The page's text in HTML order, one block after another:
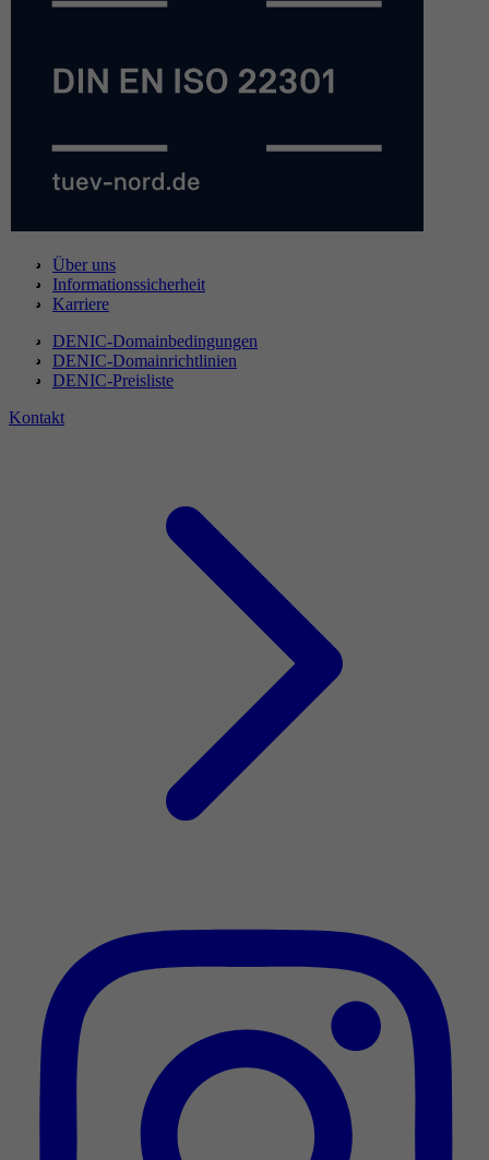
Über uns
Informationssicherheit
Karriere
DENIC-Domainbedingungen
DENIC-Domainrichtlinien
DENIC-Preisliste
Kontakt